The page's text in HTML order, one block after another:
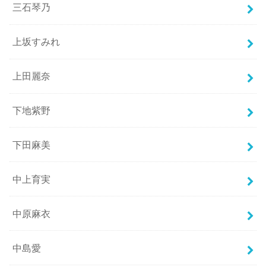
三石琴乃
上坂すみれ
上田麗奈
下地紫野
下田麻美
中上育実
中原麻衣
中島愛